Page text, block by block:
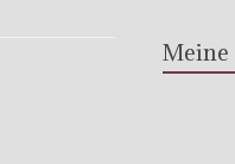
Meine